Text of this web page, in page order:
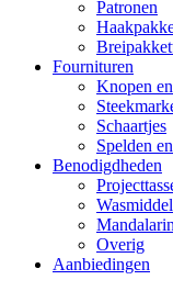
Patronen
Fournituren
Knopen
Schaartjes
Spelden
Benodigdheden
Overig
Aanbiedingen